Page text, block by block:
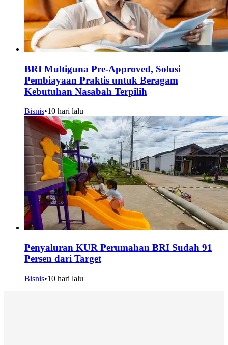
BRI Multiguna Pre-Approved, Solusi
Pembiayaan Praktis untuk Beragam
Kebutuhan Nasabah Terpilih
Bisnis•10 hari lalu
Penyaluran KUR Perumahan BRI Sudah 91
Persen dari Target
Bisnis•10 hari lalu